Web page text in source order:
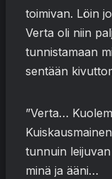
toimivan. Löin
Verta oli niin
tunnistamaan
sentään
”Verta…
tunnuin
minä ja ääni…